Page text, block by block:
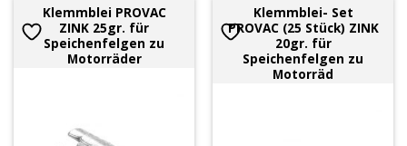
Klemmblei PROVAC
ZINK 25gr. für
Speichenfelgen zu
Motorräder
Klemmblei- Set
PROVAC (25 Stück) ZINK
20gr. für
Speichenfelgen zu
Motorräd